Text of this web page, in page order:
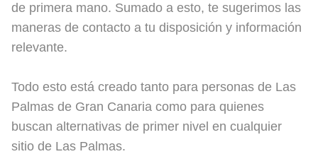
de primera mano. Sumado a esto, te sugerimos las
maneras de contacto a tu disposición y información
relevante.
Todo esto está creado tanto para personas de Las
Palmas de Gran Canaria como para quienes
buscan alternativas de primer nivel en cualquier
sitio de Las Palmas.